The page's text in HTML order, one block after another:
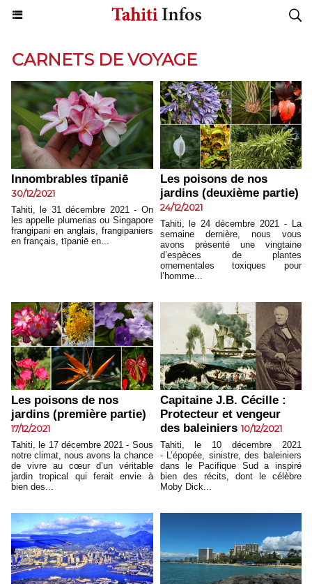
CARNETS DE VOYAGE
Innombrables tīpaniē
30/12/2021
Tahiti, le 31 décembre 2021 - On
les appelle plumerias ou Singapore
frangipani en anglais, frangipaniers
en français, tīpaniē en...
Les poisons de nos
jardins (deuxième partie)
24/12/2021
Tahiti, le 24 décembre 2021 - La
semaine dernière, nous vous
avons présenté une vingtaine
d’espèces de plantes
ornementales toxiques pour
l’homme...
Les poisons de nos
jardins (première partie)
17/12/2021
Tahiti, le 17 décembre 2021 - Sous
notre climat, nous avons la chance
de vivre au cœur d’un véritable
jardin tropical qui ferait envie à
bien des...
Capitaine J.B. Cécille :
Protecteur et vengeur
des baleiniers 10/12/2021
Tahiti, le 10 décembre 2021
- L’épopée, sinistre, des baleiniers
dans le Pacifique Sud a inspiré
bien des récits, dont le célèbre
Moby Dick...